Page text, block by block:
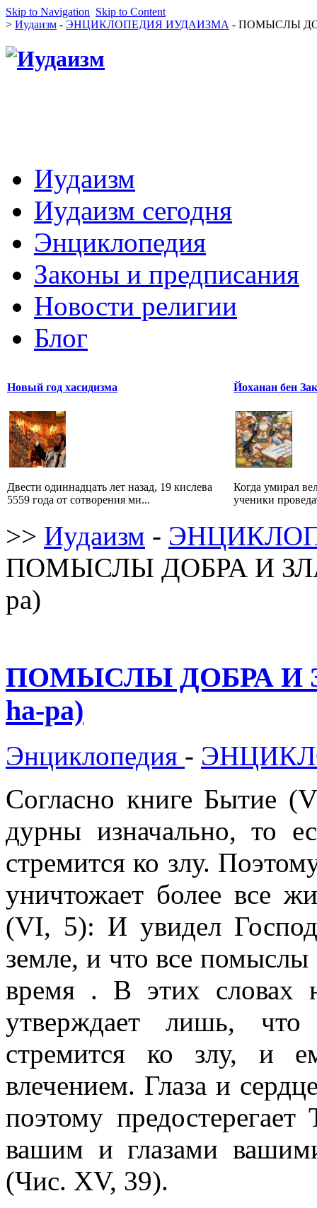
Skip to Navigation Skip to Content
> Иудаизм - ЭНЦИКЛОПЕДИЯ ИУДАИЗМА - ПОМЫСЛЫ
Иудаизм
Иудаизм сегодня
Энциклопедия
Законы и предписания
Новости религии
Блог
Новый год хасидизма
Двести одиннадцать лет назад, 19 кислева
5559 года от сотворения ми...
Йоханан бен
Когда умирал
ученики
>> Иудаизм -
ПОМЫСЛЫ ДОБРА И ЗЛА
pa)
ПОМЫСЛЫ ДОБРА И
hа-pa)
Энциклопедия -
Согласно книге Бытие
дурны изначально, то
стремится ко злу.
уничтожает более все
(VI, 5): И увидел
земле, и что все помыслы
время . В этих словах
утверждает лишь,
стремится ко злу, и
влечением. Глаза и
поэтому
вашим и глазами
(Чис. XV, 39).